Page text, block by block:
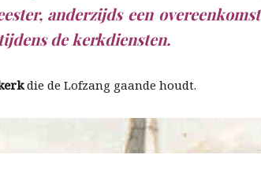
anderzijds een overeenkomst
de kerkdiensten.
die de Lofzang gaande houdt.